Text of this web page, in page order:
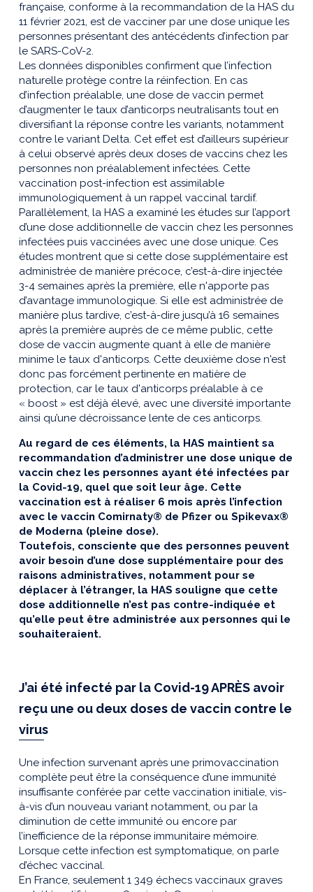
française, conforme à la recommandation de la HAS du
11 février 2021, est de vacciner par une dose unique les
personnes présentant des antécédents d’infection par
le SARS-CoV-2.
Les données disponibles confirment que l’infection
naturelle protège contre la réinfection. En cas
d’infection préalable, une dose de vaccin permet
d’augmenter le taux d’anticorps neutralisants tout en
diversifiant la réponse contre les variants, notamment
contre le variant Delta. Cet effet est d’ailleurs supérieur
à celui observé après deux doses de vaccins chez les
personnes non préalablement infectées. Cette
vaccination post-infection est assimilable
immunologiquement à un rappel vaccinal tardif.
Parallèlement, la HAS a examiné les études sur l’apport
d’une dose additionnelle de vaccin chez les personnes
infectées puis vaccinées avec une dose unique. Ces
études montrent que si cette dose supplémentaire est
administrée de manière précoce, c’est-à-dire injectée
3-4 semaines après la première, elle n'apporte pas
d’avantage immunologique. Si elle est administrée de
manière plus tardive, c’est-à-dire jusqu’à 16 semaines
après la première auprès de ce même public, cette
dose de vaccin augmente quant à elle de manière
minime le taux d'anticorps. Cette deuxième dose n'est
donc pas forcément pertinente en matière de
protection, car le taux d'anticorps préalable à ce
« boost » est déjà élevé, avec une diversité importante
ainsi qu’une décroissance lente de ces anticorps.
Au regard de ces éléments, la HAS maintient sa
recommandation d’administrer une dose unique de
vaccin chez les personnes ayant été infectées par
la Covid-19, quel que soit leur âge. Cette
vaccination est à réaliser 6 mois après l’infection
avec le vaccin Comirnaty® de Pfizer ou Spikevax®
de Moderna (pleine dose).
Toutefois, consciente que des personnes peuvent
avoir besoin d’une dose supplémentaire pour des
raisons administratives, notamment pour se
déplacer à l’étranger, la HAS souligne que cette
dose additionnelle n’est pas contre-indiquée et
qu’elle peut être administrée aux personnes qui le
souhaiteraient.
J’ai été infecté par la Covid-19 APRÈS avoir
reçu une ou deux doses de vaccin contre le
virus
Une infection survenant après une primovaccination
complète peut être la conséquence d’une immunité
insuffisante conférée par cette vaccination initiale, vis-
à-vis d’un nouveau variant notamment, ou par la
diminution de cette immunité ou encore par
l’inefficience de la réponse immunitaire mémoire.
Lorsque cette infection est symptomatique, on parle
d’échec vaccinal.
En France, seulement 1 349 échecs vaccinaux graves